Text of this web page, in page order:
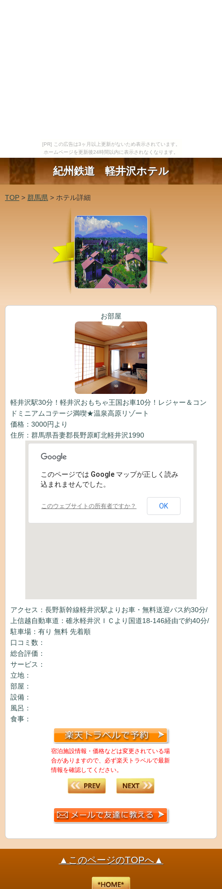
[PR] この広告は3ヶ月以上更新がないため表示されています。
ホームページを更新後24時間以内に表示されなくなります。
紀州鉄道 軽井沢ホテル
TOP > 群馬県 > ホテル詳細
お部屋
軽井沢駅30分！軽井沢おもちゃ王国お車10分！レジャー＆コン
ドミニアムコテージ満喫★温泉高原リゾート
価格：3000円より
住所：群馬県吾妻郡長野原町北軽井沢1990
このページでは Google マップが正しく読み
込まれませんでした。
このウェブサイトの所有者ですか？ OK
アクセス：長野新幹線軽井沢駅よりお車・無料送迎バス約30分/
上信越自動車道：碓氷軽井沢ＩＣより国道18-146経由で約40分/
駐車場：有り 無料 先着順
口コミ数：
総合評価：
サービス：
立地：
部屋：
設備：
風呂：
食事：
宿泊施設情報・価格などは変更されている場
合がありますので、必ず楽天トラベルで最新
情報を確認してください。
▲このページのTOPへ▲